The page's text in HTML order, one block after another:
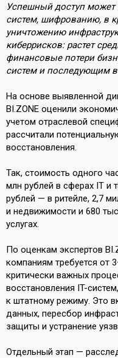
Успешный доступ может
систем, шифрованию, в
уничтожению
киберрисков: растет
финансовые потери
систем и последующим
На основе выявленной
BI.ZONE оценили
учетом отраслевой
рассчитали
восстановления.
Так, стоимость одного
млн рублей в сферах IT и
рублей — в ритейле, 2,7
и недвижимости и 680
услугах.
По оценкам экспертов
компаниям требуется от
критически важных
восстановления IT-
к штатному режиму. Это
данных, пересбор
защиты и устранение
Отдельный этап —